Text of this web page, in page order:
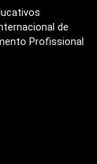
de
Profissional